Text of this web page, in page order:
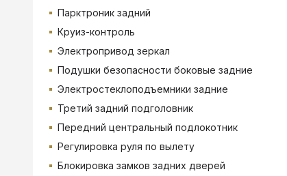
Парктроник задний
Круиз-контроль
Электропривод зеркал
Подушки безопасности боковые задние
Электростеклоподъемники задние
Третий задний подголовник
Передний центральный подлокотник
Регулировка руля по вылету
Блокировка замков задних дверей